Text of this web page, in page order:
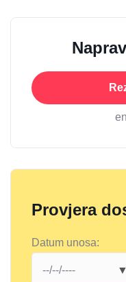
Provjera
Datum unosa: